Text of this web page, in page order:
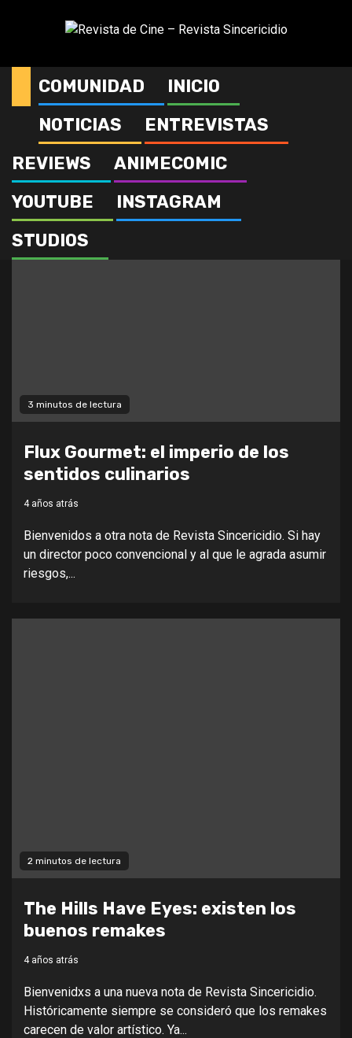
COMUNIDAD
INICIO
NOTICIAS
ENTREVISTAS
REVIEWS
ANIMECOMIC
YOUTUBE
INSTAGRAM
STUDIOS
Crítica
3 minutos de lectura
Flux Gourmet: el imperio de los
sentidos culinarios
4 años atrás
Bienvenidos a otra nota de Revista Sincericidio. Si hay
un director poco convencional y al que le agrada asumir
riesgos,...
2 minutos de lectura
The Hills Have Eyes: existen los
buenos remakes
4 años atrás
Bienvenidxs a una nueva nota de Revista Sincericidio.
Históricamente siempre se consideró que los remakes
carecen de valor artístico. Ya...